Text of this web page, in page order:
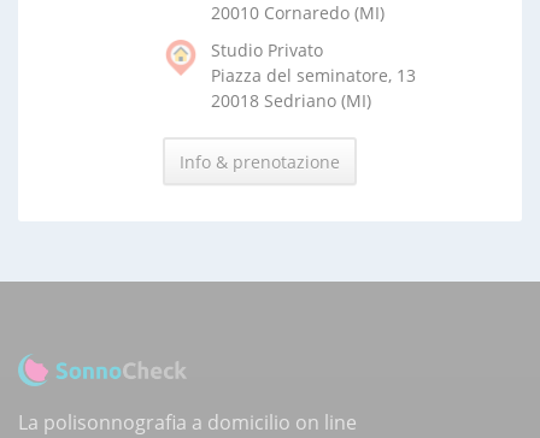
20010 Cornaredo (MI)
Studio Privato
Piazza del seminatore, 13
20018 Sedriano (MI)
Info & prenotazione
La polisonnografia a domicilio on line